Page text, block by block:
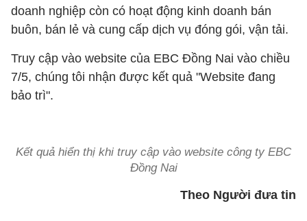
doanh nghiệp còn có hoạt động kinh doanh bán
buôn, bán lẻ và cung cấp dịch vụ đóng gói, vận tải.
Truy cập vào website của EBC Đồng Nai vào chiều
7/5, chúng tôi nhận được kết quả "Website đang
bảo trì".
Kết quả hiển thị khi truy cập vào website công ty EBC
Đồng Nai
Theo Người đưa tin